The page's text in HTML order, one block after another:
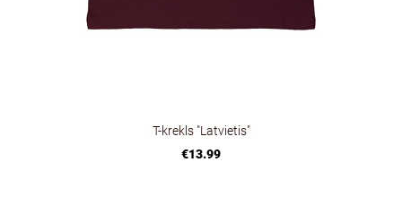
T-krekls "Latvietis"
€13.99